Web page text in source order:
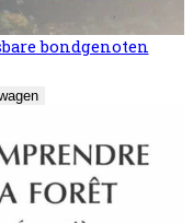
bondgenoten